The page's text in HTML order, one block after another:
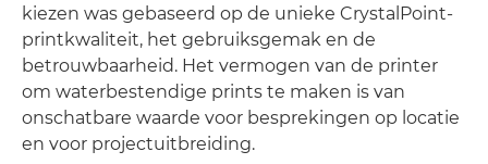
kiezen was gebaseerd op de unieke CrystalPoint-
printkwaliteit, het gebruiksgemak en de
betrouwbaarheid. Het vermogen van de printer
om waterbestendige prints te maken is van
onschatbare waarde voor besprekingen op locatie
en voor projectuitbreiding.